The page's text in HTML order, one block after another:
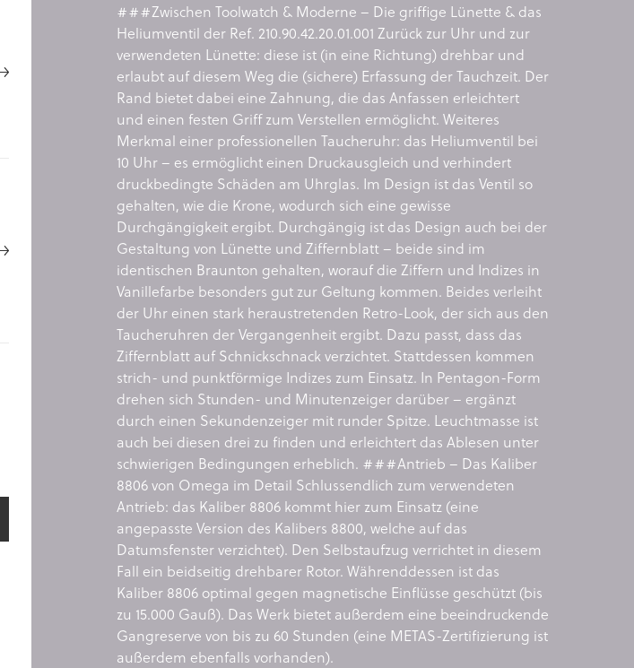
###Zwischen Toolwatch & Moderne – Die griffige Lünette & das
Heliumventil der Ref. 210.90.42.20.01.001 Zurück zur Uhr und zur
verwendeten Lünette: diese ist (in eine Richtung) drehbar und
erlaubt auf diesem Weg die (sichere) Erfassung der Tauchzeit. Der
Rand bietet dabei eine Zahnung, die das Anfassen erleichtert
und einen festen Griff zum Verstellen ermöglicht. Weiteres
Merkmal einer professionellen Taucheruhr: das Heliumventil bei
10 Uhr – es ermöglicht einen Druckausgleich und verhindert
druckbedingte Schäden am Uhrglas. Im Design ist das Ventil so
gehalten, wie die Krone, wodurch sich eine gewisse
Durchgängigkeit ergibt. Durchgängig ist das Design auch bei der
Gestaltung von Lünette und Ziffernblatt – beide sind im
identischen Braunton gehalten, worauf die Ziffern und Indizes in
Vanillefarbe besonders gut zur Geltung kommen. Beides verleiht
der Uhr einen stark heraustretenden Retro-Look, der sich aus den
Taucheruhren der Vergangenheit ergibt. Dazu passt, dass das
Ziffernblatt auf Schnickschnack verzichtet. Stattdessen kommen
strich- und punktförmige Indizes zum Einsatz. In Pentagon-Form
drehen sich Stunden- und Minutenzeiger darüber – ergänzt
durch einen Sekundenzeiger mit runder Spitze. Leuchtmasse ist
auch bei diesen drei zu finden und erleichtert das Ablesen unter
schwierigen Bedingungen erheblich. ###Antrieb – Das Kaliber
8806 von Omega im Detail Schlussendlich zum verwendeten
Antrieb: das Kaliber 8806 kommt hier zum Einsatz (eine
angepasste Version des Kalibers 8800, welche auf das
Datumsfenster verzichtet). Den Selbstaufzug verrichtet in diesem
Fall ein beidseitig drehbarer Rotor. Währenddessen ist das
Kaliber 8806 optimal gegen magnetische Einflüsse geschützt (bis
zu 15.000 Gauß). Das Werk bietet außerdem eine beeindruckende
Gangreserve von bis zu 60 Stunden (eine METAS-Zertifizierung ist
außerdem ebenfalls vorhanden).